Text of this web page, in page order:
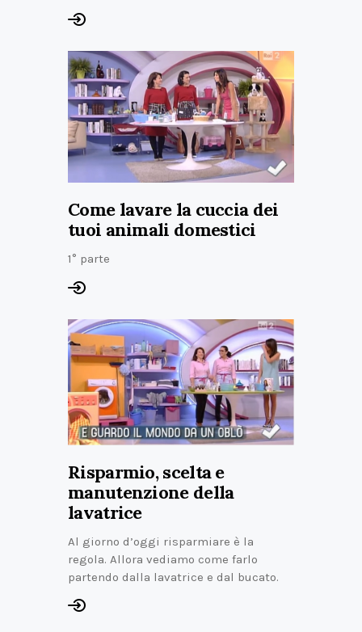
Come lavare la cuccia dei
tuoi animali domestici
1° parte
Risparmio, scelta e
manutenzione della
lavatrice
Al giorno d’oggi risparmiare è la
regola. Allora vediamo come farlo
partendo dalla lavatrice e dal bucato.